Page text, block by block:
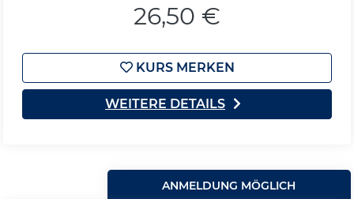
26,50 €
KURS MERKEN
WEITERE DETAILS
ANMELDUNG MÖGLICH